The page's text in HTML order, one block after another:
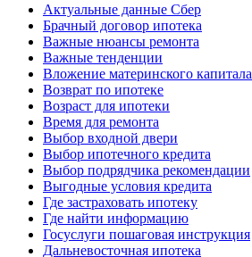
Актуальные данные Сбер
Брачный договор ипотека
Важные нюансы ремонта
Важные тенденции
Вложение материнского капитала
Возврат по ипотеке
Возраст для ипотеки
Время для ремонта
Выбор входной двери
Выбор ипотечного кредита
Выбор подрядчика рекомендации
Выгодные условия кредита
Где застраховать ипотеку
Где найти информацию
Госуслуги пошаговая инструкция
Дальневосточная ипотека